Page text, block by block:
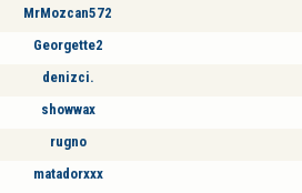
MrMozcan572
Georgette2
denizci.
showwax
rugno
matadorxxx